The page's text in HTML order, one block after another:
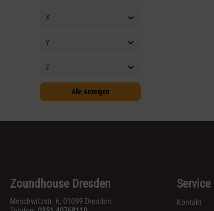
X
Y
Z
Alle Anzeigen
Zoundhouse Dresden
Meschwitzstr. 6, 01099 Dresden
Service
Kontakt